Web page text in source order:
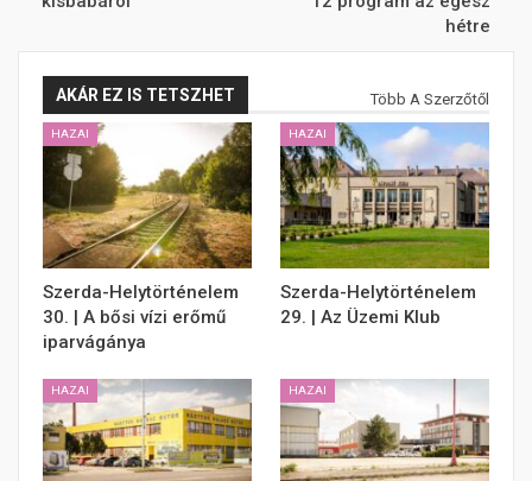
hétre
AKÁR EZ IS TETSZHET Több A Szerzőtől
HAZAI
Szerda-Helytörténelem
30. | A bősi vízi erőmű
iparvágánya
HAZAI
Szerda-Helytörténelem
29. | Az Üzemi Klub
HAZAI HAZAI